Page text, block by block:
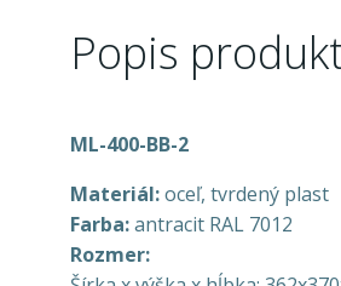
Popis
ML-400-BB-2
Materiál:oceľ, tvrdený plast
Farba:antracit RAL 7012
Rozmer: